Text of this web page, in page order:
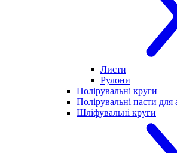
Листи
Рулони
Полірувальні круги
Полірувальні пасти для
Шліфувальні круги